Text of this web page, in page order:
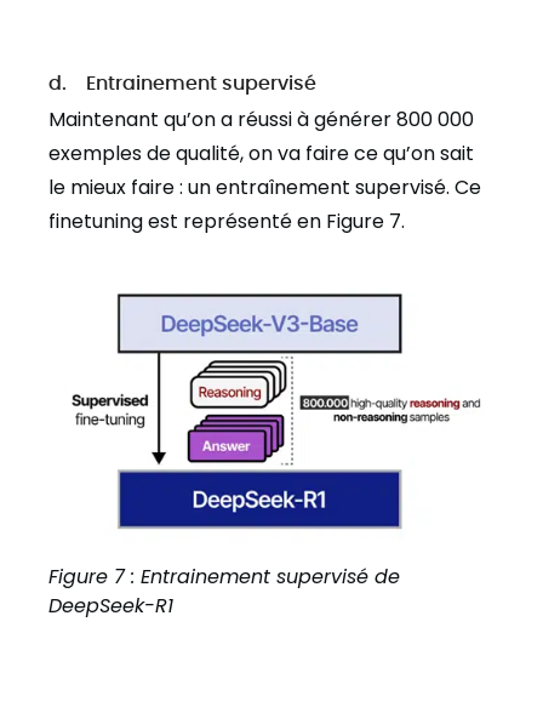
d. Entrainement supervisé
Maintenant qu’on a réussi à générer 800 000
exemples de qualité, on va faire ce qu’on sait
le mieux faire : un entraînement supervisé. Ce
finetuning est représenté en Figure 7.
Figure 7 : Entrainement supervisé de
DeepSeek-R1